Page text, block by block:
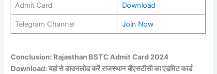
Admit Card Download
Telegram Channel Join Now
Conclusion: Rajasthan BSTC Admit Card 2024
Download: यहां से डाउनलोड करें राजस्थान बीएसटीसी का एडमिट कार्ड